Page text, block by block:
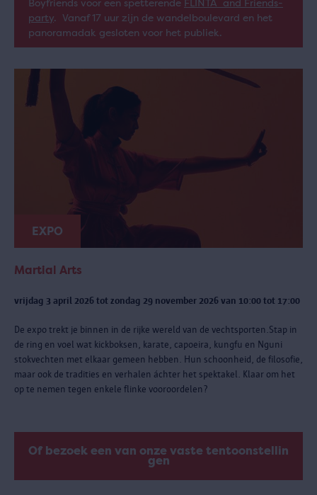
Boyfriends voor een spetterende FLINTA and Friends-
party. Vanaf 17 uur zijn de wandelboulevard en het
panoramadak gesloten voor het publiek.
EXPO
Martial Arts
vrijdag 3 april 2026 tot zondag 29 november 2026 van 10:00 tot 17:00
De expo trekt je binnen in de rijke wereld van de vechtsporten.Stap in
de ring en voel wat kickboksen, karate, capoeira, kungfu en Nguni
stokvechten met elkaar gemeen hebben. Hun schoonheid, de filosofie,
maar ook de tradities en verhalen áchter het spektakel. Klaar om het
op te nemen tegen enkele flinke vooroordelen?
Of bezoek een van onze vaste tentoonstellin
gen